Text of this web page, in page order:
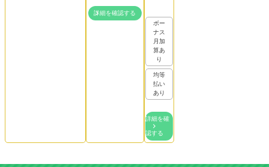
詳細を確認する
ボー
ナス
月加
算あ
り
均等
払い
あり
詳細を確
認する